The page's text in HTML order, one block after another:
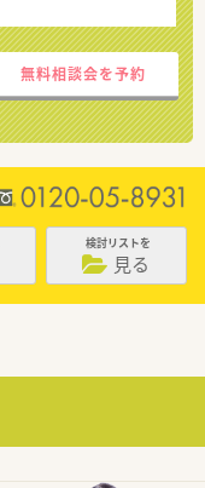
無料相談会を予約
検討リストを
見る